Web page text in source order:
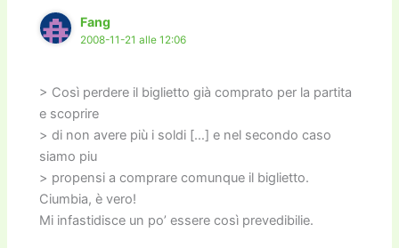
Fang
2008-11-21 alle 12:06
> Così perdere il biglietto già comprato per la partita
e scoprire
> di non avere più i soldi […] e nel secondo caso
siamo piu
> propensi a comprare comunque il biglietto.
Ciumbia, è vero!
Mi infastidisce un po’ essere così prevedibilie.